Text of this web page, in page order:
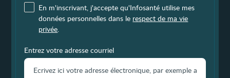
En m'inscrivant, j'accepte qu'Infosanté utilise mes
données personnelles dans le respect de ma vie
privée.
Entrez votre adresse courriel